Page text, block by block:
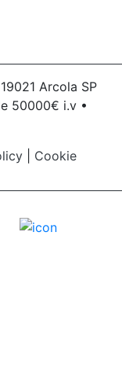
Arcola SP
50000€ i.v •
Cookie